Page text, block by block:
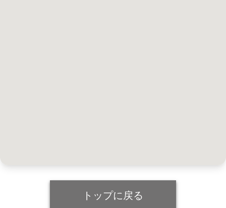
トップに戻る